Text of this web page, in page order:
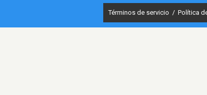
Términos de servicio / Política